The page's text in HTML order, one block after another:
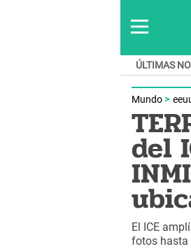
ÚLTIMAS
Mundo
del
El ICE
fotos hasta